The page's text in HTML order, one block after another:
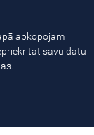
apkopojam
savu datu